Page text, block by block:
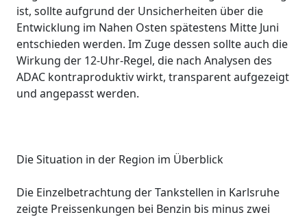
ist, sollte aufgrund der Unsicherheiten über die
Entwicklung im Nahen Osten spätestens Mitte Juni
entschieden werden. Im Zuge dessen sollte auch die
Wirkung der 12-Uhr-Regel, die nach Analysen des
ADAC kontraproduktiv wirkt, transparent aufgezeigt
und angepasst werden.
Die Situation in der Region im Überblick
Die Einzelbetrachtung der Tankstellen in Karlsruhe
zeigte Preissenkungen bei Benzin bis minus zwei